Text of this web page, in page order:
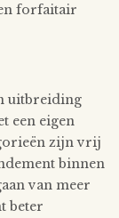
forfaitair
uitbreiding
een eigen
zijn vrij
binnen
van meer
beter